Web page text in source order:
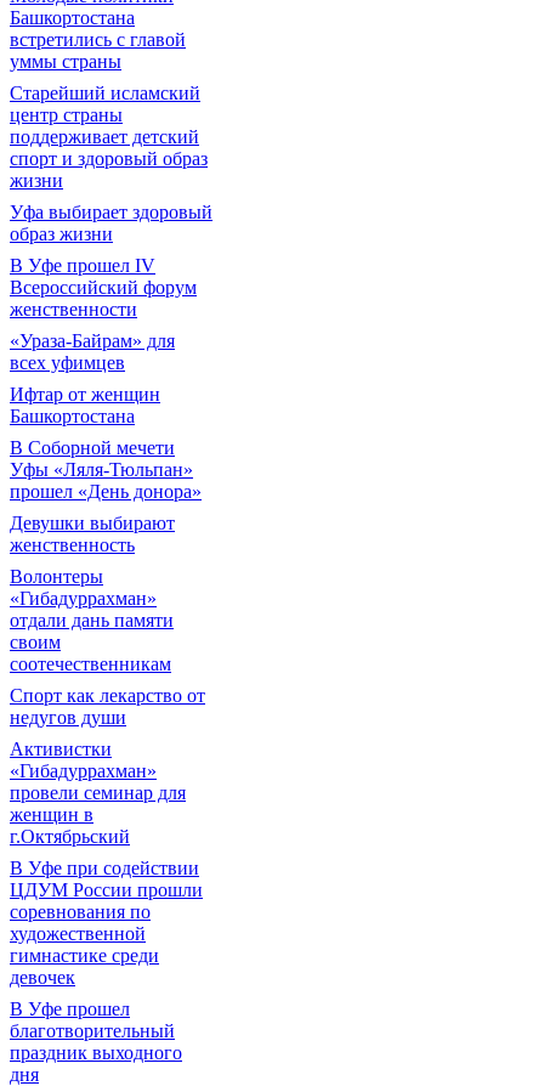
Башкортостана
встретились с главой
уммы страны
Старейший исламский
центр страны
поддерживает детский
спорт и здоровый образ
жизни
Уфа выбирает здоровый
образ жизни
В Уфе прошел IV
Всероссийский форум
женственности
«Ураза-Байрам» для
всех уфимцев
Ифтар от женщин
Башкортостана
В Соборной мечети
Уфы «Ляля-Тюльпан»
прошел «День донора»
Девушки выбирают
женственность
Волонтеры
«Гибадуррахман»
отдали дань памяти
своим
соотечественникам
Спорт как лекарство от
недугов души
Активистки
«Гибадуррахман»
провели семинар для
женщин в
г.Октябрьский
В Уфе при содействии
ЦДУМ России прошли
соревнования по
художественной
гимнастике среди
девочек
В Уфе прошел
благотворительный
праздник выходного
дня